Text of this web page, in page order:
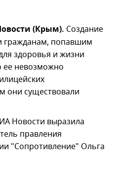
(Крым). Создание
гражданам, попавшим
здоровья и жизни
ее невозможно
они существовали
Новости выразила
правления
"Сопротивление" Ольга